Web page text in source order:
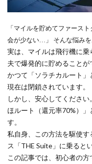
「マイルを貯めてファース
会が少ない…」 そんな悩みを
実は、マイルは飛行機に
夫で爆発的に貯めることが
かつて「ソラチカルート」
現在は閉鎖されています。
しかし、安心してくださ
ほルート（還元率70%）
す。
私自身、この方法を駆使
ス「THE Suite」に乗ると
この記事では、初心者の